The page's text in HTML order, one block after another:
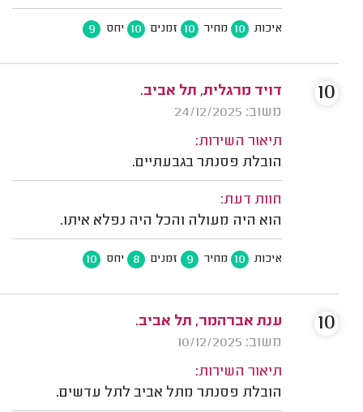
איכות 10 מחיר 10 זמנים 10 יחס 9
דויד מרגלית, תל אביב.
משוב: 24/12/2025
תיאור השירות:
הובלת פסנתר בגבעתיים.
חוות דעת:
הוא היה מעולה והכל היה נפלא איתו.
איכות 10 מחיר 9 זמנים 8 יחס 10
10
ענת אברהמר, תל אביב.
משוב: 10/12/2025
תיאור השירות:
הובלת פסנתר מתל אביב לתל עדשים.
10